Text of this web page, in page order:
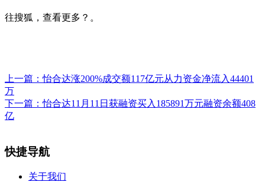
往搜狐，查看更多？。
上一篇：怡合达涨200%成交额117亿元从力资金净流入44401
万
下一篇：怡合达11月11日获融资买入185891万元融资余额408
亿
快捷导航
关于我们